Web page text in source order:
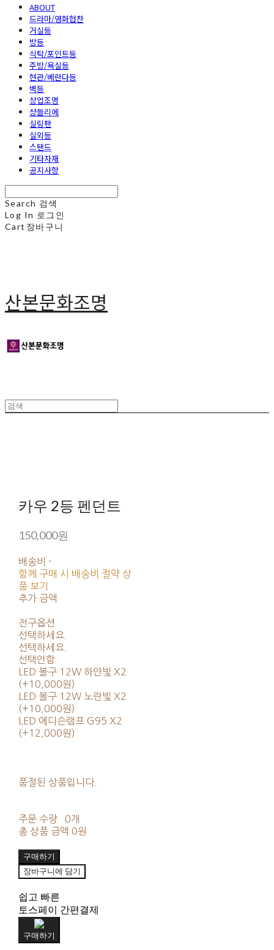
ABOUT
드라마/영화협찬
거실등
방등
식탁/포인트등
주방/욕실등
현관/베란다등
벽등
상업조명
샹들리에
실링팬
실외등
스탠드
기타자재
공지사항
Search 검색
Log In 로그인
Cart 장바구니
산본문화조명
카우 2등 펜던트
150,000원
배송비 -
함께 구매 시 배송비 절약 상
품 보기
추가 금액
전구옵션
선택하세요.
선택하세요.
선택안함
LED 볼구 12W 하얀빛 X2
(+10,000원)
LED 볼구 12W 노란빛 X2
(+10,000원)
LED 에디슨램프 G95 X2
(+12,000원)
품절된 상품입니다.
주문 수량
0개
총 상품 금액 0원
구매하기
장바구니에 담기
쉽고 빠른
토스페이 간편결제
구매하기